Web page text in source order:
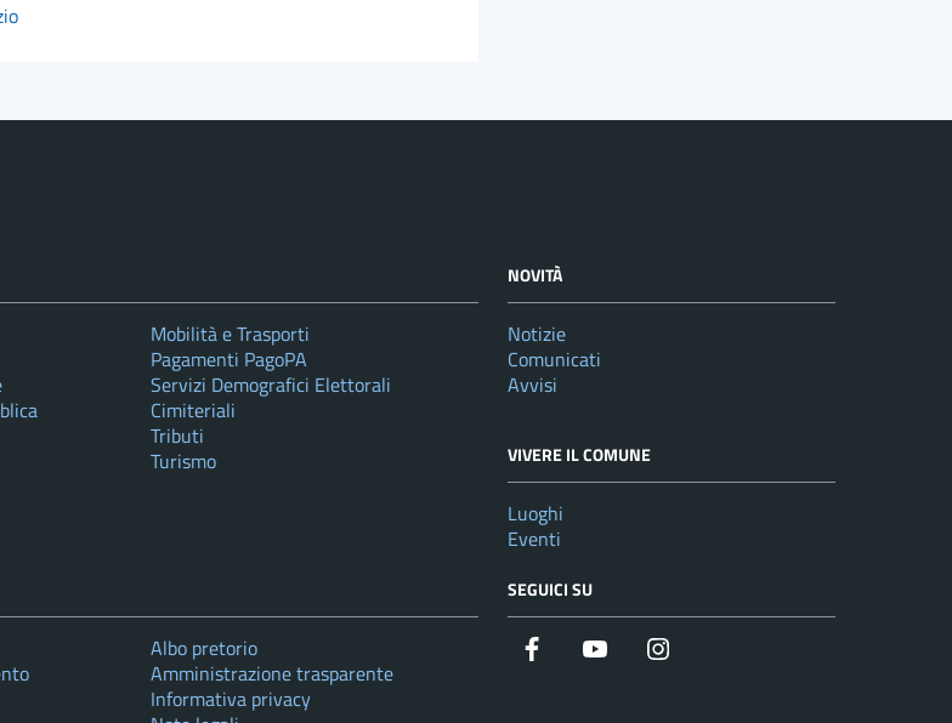
Mobilità e Trasporti
Pagamenti PagoPA
Servizi Demografici Elettorali
Cimiteriali
Tributi
Turismo
NOVITÀ
Notizie
Comunicati
Avvisi
VIVERE IL COMUNE
Luoghi
Eventi
Albo pretorio
Amministrazione trasparente
Informativa privacy
SEGUICI SU
Facebook YouTube